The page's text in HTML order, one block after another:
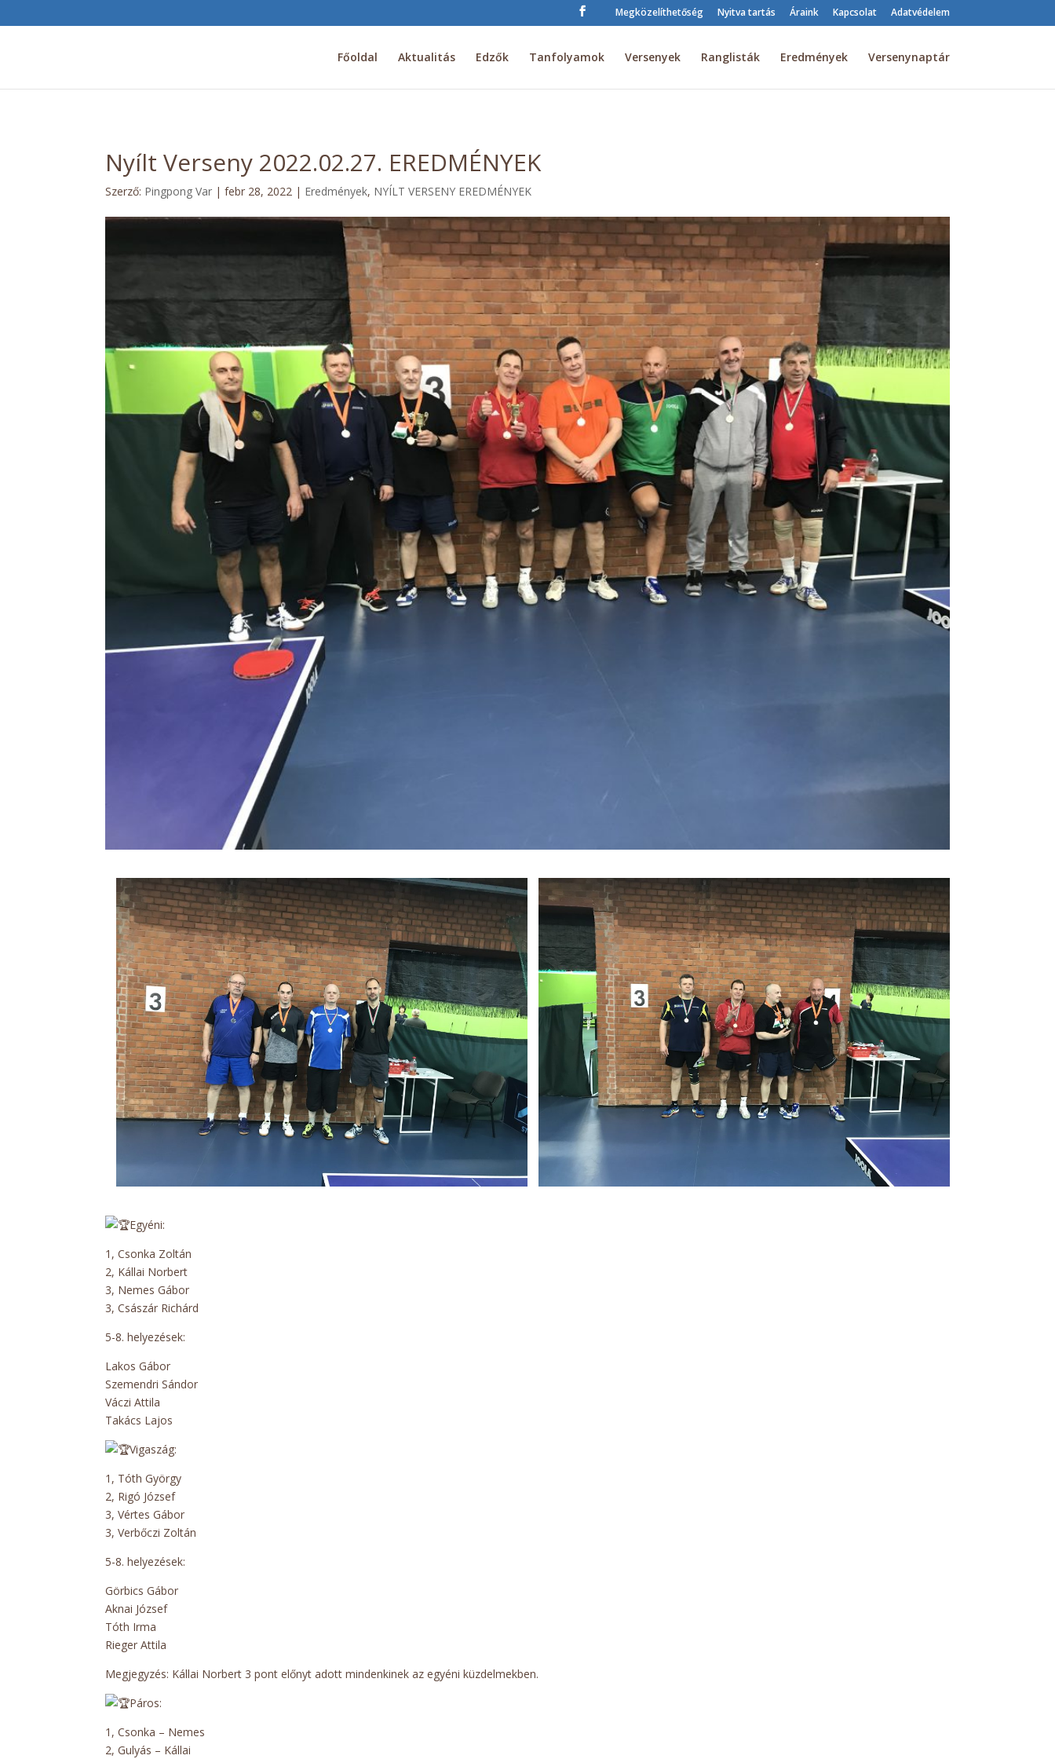
Megközelíthetőség Nyitva tartás Áraink Kapcsolat Adatvédelem
Főoldal Aktualitás Edzők Tanfolyamok Versenyek Ranglisták Eredmények Versenynaptár
Nyílt Verseny 2022.02.27. EREDMÉNYEK
Szerző: Pingpong Var |febr 28, 2022 | Eredmények, NYÍLT VERSENY EREDMÉNYEK
Egyéni:
1, Csonka Zoltán
2, Kállai Norbert
3, Nemes Gábor
3, Császár Richárd
5-8. helyezések:
Lakos Gábor
Szemendri Sándor
Váczi Attila
Takács Lajos
Vigaszág:
1, Tóth György
2, Rigó József
3, Vértes Gábor
3, Verbőczi Zoltán
5-8. helyezések:
Görbics Gábor
Aknai József
Tóth Irma
Rieger Attila
Megjegyzés: Kállai Norbert 3 pont előnyt adott mindenkinek az egyéni küzdelmekben.
Páros:
1, Csonka – Nemes
2, Gulyás – Kállai